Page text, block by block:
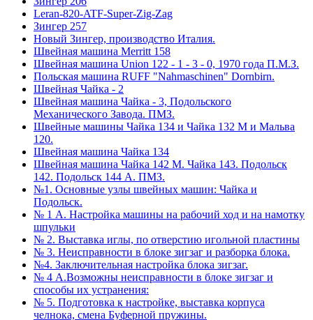
Leran-820-ATF-Super-Zig-Zag
Зингер 257
Новый Зингер, производство Италия.
Швейная машина Merritt 158
Швейная машина Union 122 - 1 - 3 - 0, 1970 года П.М.З.
Польская машина RUFF "Nahmaschinen" Dornbirn.
Швейная Чайка - 2
Швейная машина Чайка - 3, Подольского
Механического Завода. ПМЗ.
Швейные машины Чайка 134 и Чайка 132 М и Мальва
120.
Швейная машина Чайка 134
Швейная машина Чайка 142 М. Чайка 143. Подольск
142. Подольск 144 А. ПМЗ.
№1. Основные узлы швейных машин: Чайка и
Подольск.
№ 1 А. Настройка машины на рабочий ход и на намотку
шпульки
№ 2. Выставка иглы, по отверстию игольной пластины
№ 3. Неисправности в блоке зигзаг и разборка блока.
№4. Заключительная настройка блока зигзаг.
№ 4 А.Возможны неисправности в блоке зигзаг и
способы их устранения:
№ 5. Подготовка к настройке, выставка корпуса
челнока, смена Буферной пружины.